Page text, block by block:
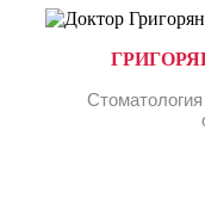
Стоматология